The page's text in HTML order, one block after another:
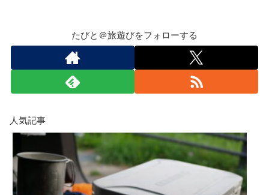
たびと＠旅遊びをフォローする
人気記事